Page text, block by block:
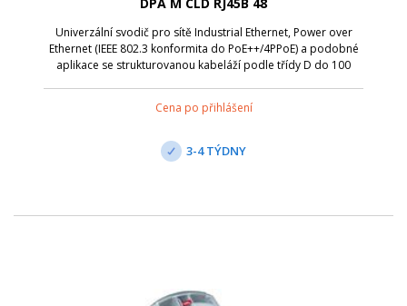
DPA M CLD RJ45B 48
Univerzální svodič pro sítě Industrial Ethernet, Power over
Ethernet (IEEE 802.3 konformita do PoE++/4PPoE) a podobné
aplikace se strukturovanou kabeláží podle třídy D do 100
Cena po přihlášení
3-4 TÝDNY